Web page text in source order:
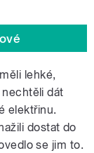
lehké,
dát
elektřinu.
dostat do
se jim to.